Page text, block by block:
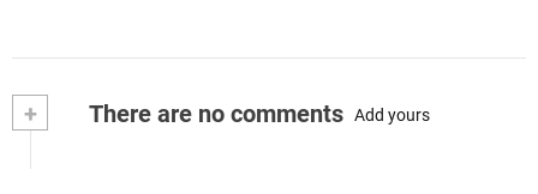
+ There are no comments Add yours